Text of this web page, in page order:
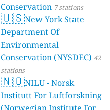
Conservation 7 stations
🇺🇸New York State
Department Of
Environmental
Conservation (NYSDEC) 42
stations
🇳🇴NILU - Norsk
Institutt For Luftforskning